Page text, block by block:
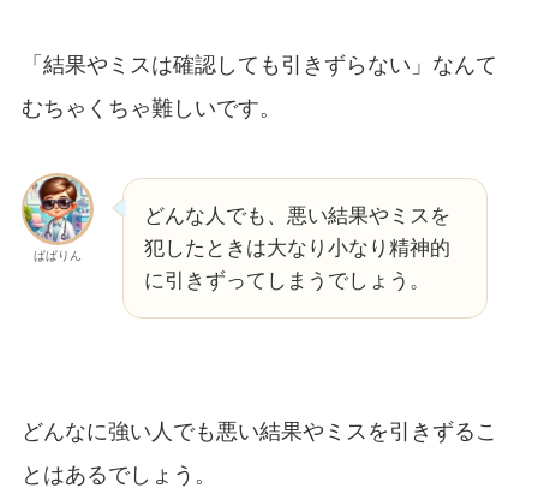
「結果やミスは確認しても引きずらない」なんて
むちゃくちゃ難しいです。
ぱぱりん
どんな人でも、悪い結果やミスを
犯したときは大なり小なり精神的
に引きずってしまうでしょう。
どんなに強い人でも悪い結果やミスを引きずるこ
とはあるでしょう。